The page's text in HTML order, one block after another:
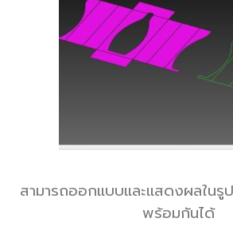
สามารถออกแบบและแสดงผลในรู
พร้อมกันได้